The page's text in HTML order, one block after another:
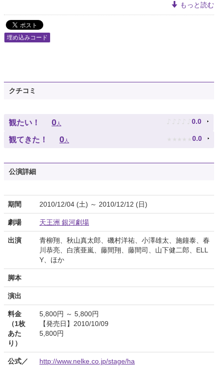
もっと読む
埋め込みコード
クチコミ
観たい！ 0人 ♪ ♪ ♪ ♪ ♪ 0.0
観てきた！ 0人 ★ ★ ★ ★ ★ 0.0
公演詳細
期間 2010/12/04 (土) ～ 2010/12/12 (日)
劇場 天王洲 銀河劇場
出演
青柳翔、秋山真太郎、磯村洋祐、小澤雄太、施鐘泰、春
川恭亮、白濱亜嵐、藤間翔、藤間司、山下健二郎、ELL
Y、ほか
脚本
演出
料金
（1枚
あた
り）
5,800円 ～ 5,800円
【発売日】2010/10/09
5,800円
公式／
http://www.nelke.co.jp/stage/ha